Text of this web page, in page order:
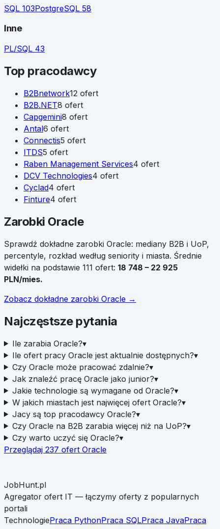
SQL 103PostgreSQL 58
Inne
PL/SQL 43
Top pracodawcy
B2Bnetwork12 ofert
B2B.NET8 ofert
Capgemini8 ofert
Antal6 ofert
Connectis5 ofert
ITDS5 ofert
Raben Management Services4 ofert
DCV Technologies4 ofert
Cyclad4 ofert
Finture4 ofert
Zarobki Oracle
Sprawdź dokładne zarobki Oracle: mediany B2B i UoP,
percentyle, rozkład według seniority i miasta. Średnie
widełki na podstawie 111 ofert: 18 748 – 22 925
PLN/mies.
Zobacz dokładne zarobki Oracle →
Najczęstsze pytania
Ile zarabia Oracle?▾
Ile ofert pracy Oracle jest aktualnie dostępnych?▾
Czy Oracle może pracować zdalnie?▾
Jak znaleźć pracę Oracle jako junior?▾
Jakie technologie są wymagane od Oracle?▾
W jakich miastach jest najwięcej ofert Oracle?▾
Jacy są top pracodawcy Oracle?▾
Czy Oracle na B2B zarabia więcej niż na UoP?▾
Czy warto uczyć się Oracle?▾
Przeglądaj 237 ofert Oracle
JobHunt.pl
Agregator ofert IT — łączymy oferty z popularnych
portali
TechnologiePraca PythonPraca SQLPraca JavaPraca